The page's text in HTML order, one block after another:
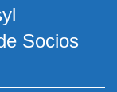
Socios